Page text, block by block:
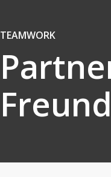
TEAMWORK